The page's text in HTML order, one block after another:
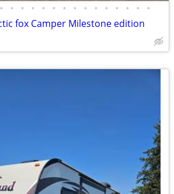
• • • • • • • • • • • • • • •
fox Camper Milestone edition